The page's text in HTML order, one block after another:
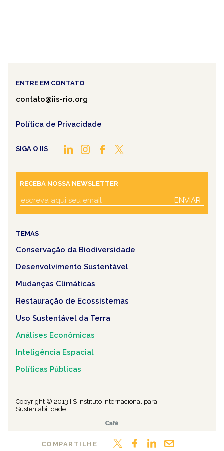
COMPARTILHE
ENTRE EM CONTATO
contato@iis-rio.org
Política de Privacidade
SIGA O IIS
RECEBA NOSSA NEWSLETTER
ENVIAR
TEMAS
Conservação da Biodiversidade
Desenvolvimento Sustentável
Mudanças Climáticas
Restauração de Ecossistemas
Uso Sustentável da Terra
Análises Econômicas
Inteligência Espacial
Políticas Públicas
Copyright © 2013 IIS Instituto Internacional para
Sustentabilidade